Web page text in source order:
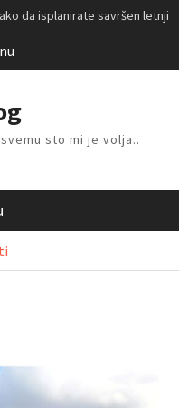
da isplanirate savršen letnji
da odlažete i organizujete
kod kuće?
leta?
sto mi je volja..